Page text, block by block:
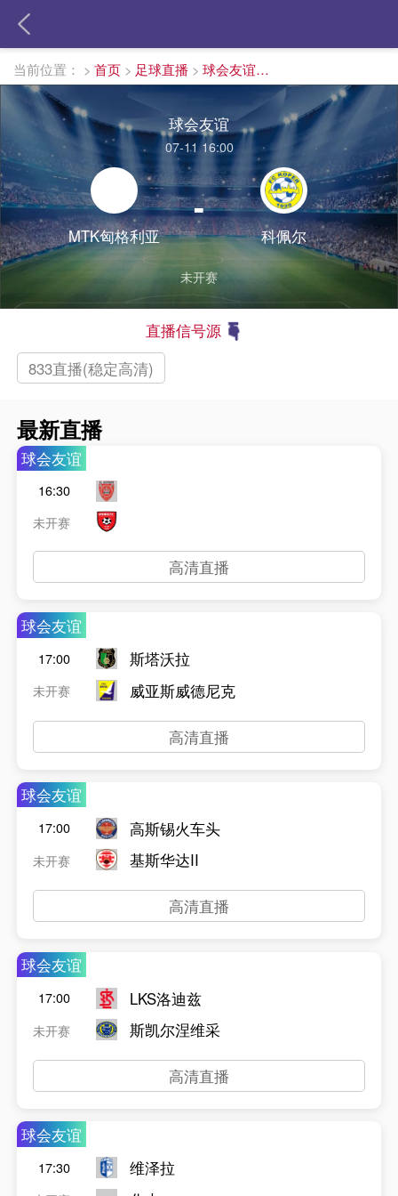
当前位置： > 首页 > 足球直播 > 球会友谊直播
球会友谊
07-11 16:00
MTK匈格利亚
-
科佩尔
未开赛
直播信号源
833直播(稳定高清)
最新直播
球会友谊
16:30
未开赛
高清直播
球会友谊
17:00
未开赛
斯塔沃拉
威亚斯威德尼克
高清直播
球会友谊
17:00
未开赛
高斯锡火车头
基斯华达II
高清直播
球会友谊
17:00
未开赛
LKS洛迪兹
斯凯尔涅维采
高清直播
球会友谊
17:30
维泽拉